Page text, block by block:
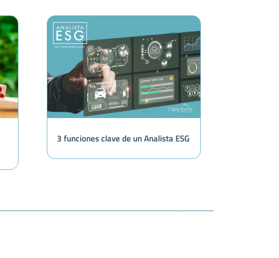
3 funciones clave de un Analista ESG